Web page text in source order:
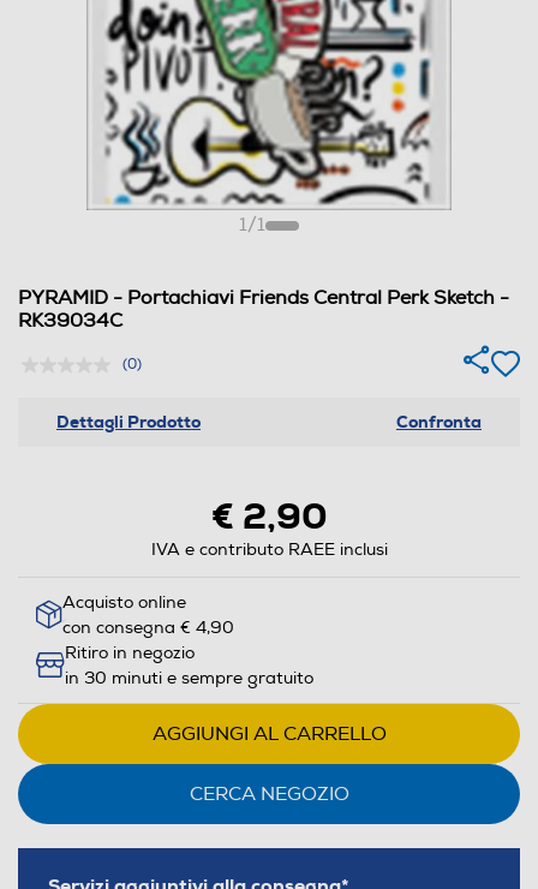
1/1
PYRAMID - Portachiavi Friends Central Perk Sketch -
RK39034C
(0)
Dettagli Prodotto Confronta
€ 2,90
IVA e contributo RAEE inclusi
Acquisto online
con consegna € 4,90
Ritiro in negozio
in 30 minuti e sempre gratuito
AGGIUNGI AL CARRELLO
CERCA NEGOZIO